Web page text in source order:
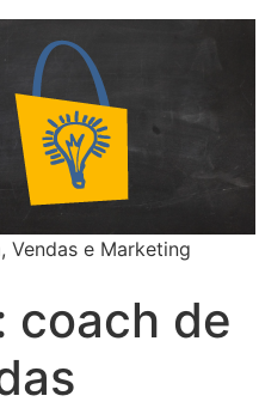
Vendas e Marketing
coach de